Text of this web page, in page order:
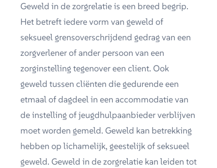
Geweld in de zorgrelatie is een breed begrip.
Het betreft iedere vorm van geweld of
seksueel grensoverschrijdend gedrag van een
zorgverlener of ander persoon van een
zorginstelling tegenover een client. Ook
geweld tussen cliënten die gedurende een
etmaal of dagdeel in een accommodatie van
de instelling of jeugdhulpaanbieder verblijven
moet worden gemeld. Geweld kan betrekking
hebben op lichamelijk, geestelijk of seksueel
geweld. Geweld in de zorgrelatie kan leiden tot